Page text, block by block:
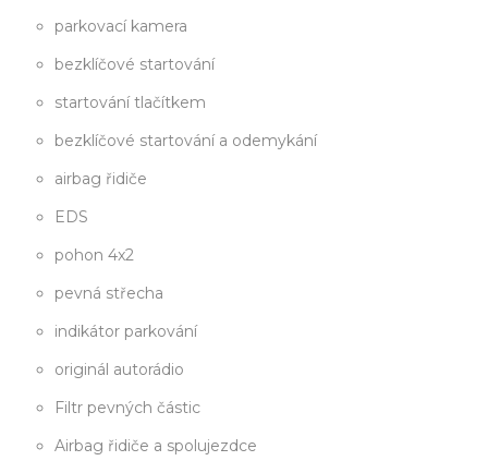
parkovací kamera
bezklíčové startování
startování tlačítkem
bezklíčové startování a odemykání
airbag řidiče
EDS
pohon 4x2
pevná střecha
indikátor parkování
originál autorádio
Filtr pevných částic
Airbag řidiče a spolujezdce